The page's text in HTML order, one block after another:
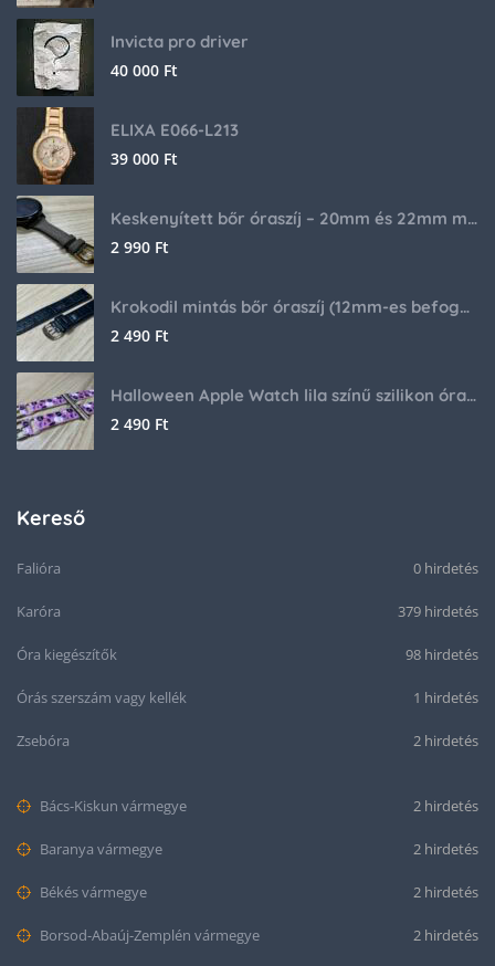
Invicta pro driver
40 000 Ft
ELIXA E066-L213
39 000 Ft
Keskenyített bőr óraszíj – 20mm és 22mm méretben
2 990 Ft
Krokodil mintás bőr óraszíj (12mm-es befogóval rendelkező órához)
2 490 Ft
Halloween Apple Watch lila színű szilikon óraszíj
2 490 Ft
Kereső
Falióra 0 hirdetés
Karóra 379 hirdetés
Óra kiegészítők 98 hirdetés
Órás szerszám vagy kellék 1 hirdetés
Zsebóra 2 hirdetés
Bács-Kiskun vármegye 2 hirdetés
Baranya vármegye 2 hirdetés
Békés vármegye 2 hirdetés
Borsod-Abaúj-Zemplén vármegye 2 hirdetés